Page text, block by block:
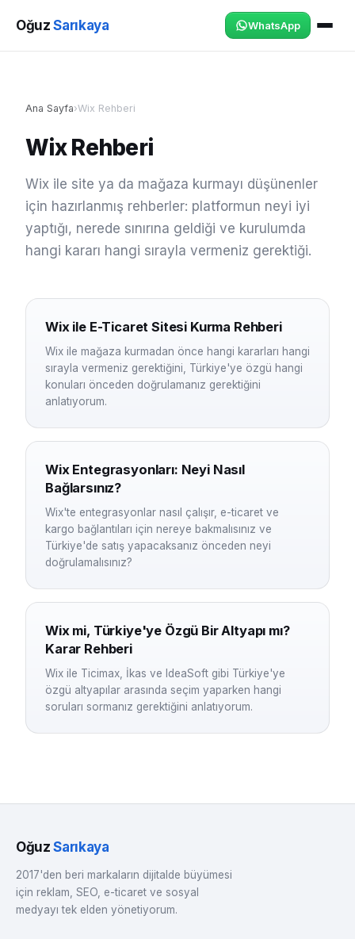
OğuzSarıkaya WhatsApp
Ana Sayfa›Wix Rehberi
Wix Rehberi
Wix ile site ya da mağaza kurmayı düşünenler
için hazırlanmış rehberler: platformun neyi iyi
yaptığı, nerede sınırına geldiği ve kurulumda
hangi kararı hangi sırayla vermeniz gerektiği.
Wix ile E-Ticaret Sitesi Kurma Rehberi
Wix ile mağaza kurmadan önce hangi kararları hangi
sırayla vermeniz gerektiğini, Türkiye'ye özgü hangi
konuları önceden doğrulamanız gerektiğini
anlatıyorum.
Wix Entegrasyonları: Neyi Nasıl
Bağlarsınız?
Wix'te entegrasyonlar nasıl çalışır, e-ticaret ve
kargo bağlantıları için nereye bakmalısınız ve
Türkiye'de satış yapacaksanız önceden neyi
doğrulamalısınız?
Wix mi, Türkiye'ye Özgü Bir Altyapı mı?
Karar Rehberi
Wix ile Ticimax, İkas ve IdeaSoft gibi Türkiye'ye
özgü altyapılar arasında seçim yaparken hangi
soruları sormanız gerektiğini anlatıyorum.
OğuzSarıkaya
2017'den beri markaların dijitalde büyümesi
için reklam, SEO, e-ticaret ve sosyal
medyayı tek elden yönetiyorum.